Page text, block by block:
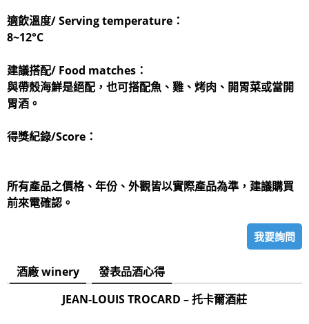
適飲溫度/ Serving temperature：
8~12°C
建議搭配/ Food matches：
與帶殼海鮮是絕配，也可搭配魚、雞、烤肉、開胃菜或當開
胃酒。
得獎紀錄/Score：
所有產品之價格、年份、外觀皆以實際產品為準，建議購買
前來電確認。
我要詢問
酒廠 winery
發表品酒心得
JEAN-LOUIS TROCARD – 托卡爾酒莊